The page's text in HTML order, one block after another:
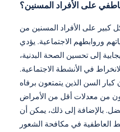
على الأفراد المسنين؟
كبير على الأفراد المسنين من
وروابطهم الاجتماعية. يؤدي
إلى تحسين الصحة البدنية،
في الأنشطة الاجتماعية.
السن الذين يتمتعون برفاه
من معدلات أقل من الأمراض
بالإضافة إلى ذلك، يمكن أن
العاطفية في مكافحة الشعور